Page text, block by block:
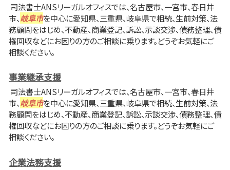
司法書士ANSリーガルオフィスでは、名古屋市、一宮市、春日井
市、岐阜市を中心に愛知県、三重県、岐阜県で相続、生前対策、法
務顧問をはじめ、不動産、商業登記、訴訟、示談交渉、債務整理、債
権回収などにお困りの方のご相談に乗ります。どうぞお気軽にご
相談ください。
事業継承支援
司法書士ANSリーガルオフィスでは、名古屋市、一宮市、春日井
市、岐阜市を中心に愛知県、三重県、岐阜県で相続、生前対策、法
務顧問をはじめ、不動産、商業登記、訴訟、示談交渉、債務整理、債
権回収などにお困りの方のご相談に乗ります。どうぞお気軽にご
相談ください。
企業法務支援